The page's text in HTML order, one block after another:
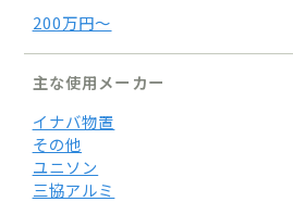
200万円〜
主な使用メーカー
イナバ物置
その他
ユニソン
三協アルミ